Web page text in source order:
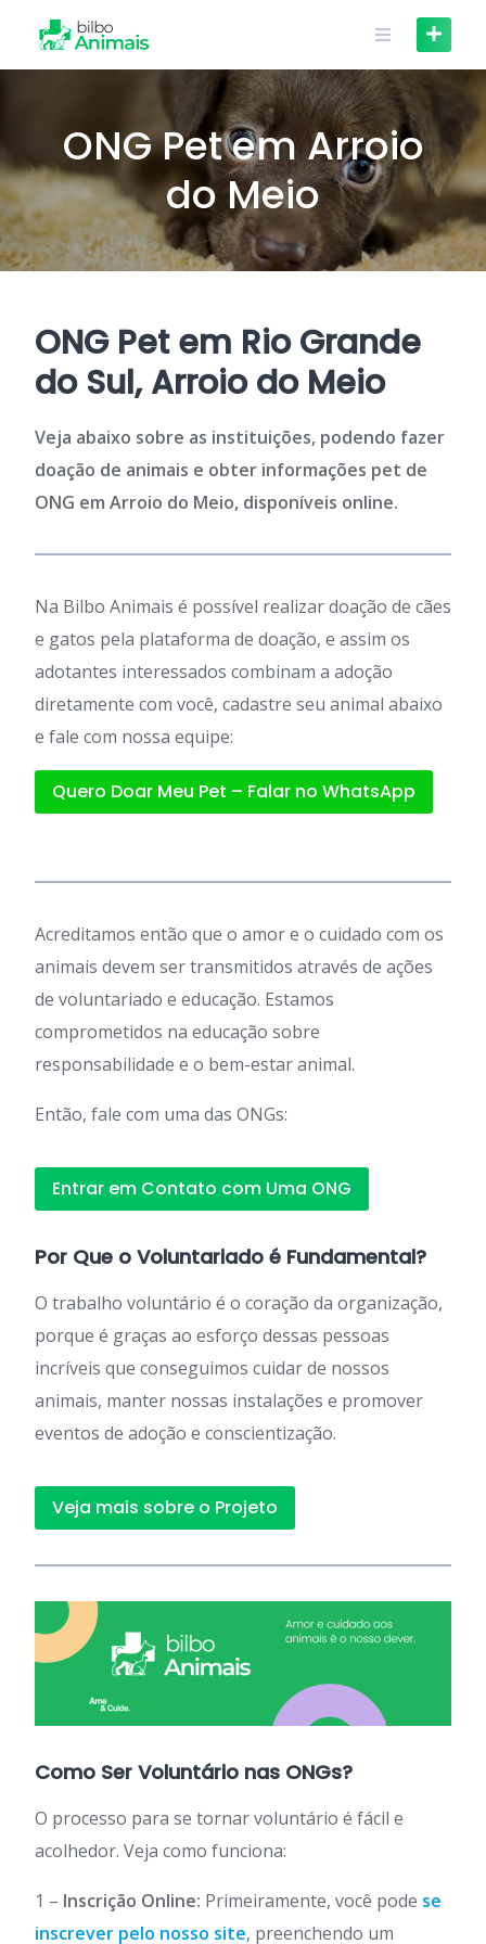
content
ONG Pet em Arroio
do Meio
ONG Pet em Rio Grande
do Sul, Arroio do Meio
Veja abaixo sobre as instituições, podendo fazer
doação de animais e obter informações pet de
ONG em Arroio do Meio, disponíveis online.
Na Bilbo Animais é possível realizar doação de cães
e gatos pela plataforma de doação, e assim os
adotantes interessados combinam a adoção
diretamente com você, cadastre seu animal abaixo
e fale com nossa equipe:
Quero Doar Meu Pet – Falar no WhatsApp
Acreditamos então que o amor e o cuidado com os
animais devem ser transmitidos através de ações
de voluntariado e educação. Estamos
comprometidos na educação sobre
responsabilidade e o bem-estar animal.
Então, fale com uma das ONGs:
Entrar em Contato com Uma ONG
Por Que o Voluntariado é Fundamental?
O trabalho voluntário é o coração da organização,
porque é graças ao esforço dessas pessoas
incríveis que conseguimos cuidar de nossos
animais, manter nossas instalações e promover
eventos de adoção e conscientização.
Veja mais sobre o Projeto
Como Ser Voluntário nas ONGs?
O processo para se tornar voluntário é fácil e
acolhedor. Veja como funciona:
1 – Inscrição Online: Primeiramente, você pode se
inscrever pelo nosso site, preenchendo um